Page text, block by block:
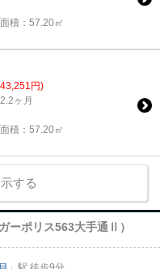
積：57.20㎡
円)
ヶ月
積：57.20㎡
する
ーポリス563大手通Ⅱ）